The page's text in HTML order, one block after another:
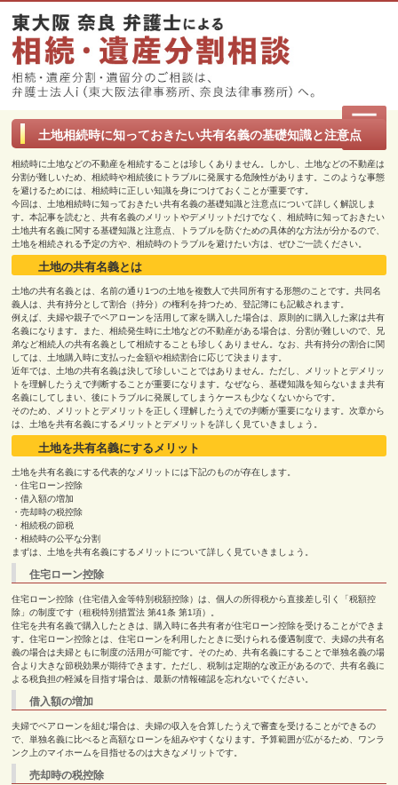
土地相続時に知っておきたい共有名義の基礎知識と注意点
相続時に土地などの不動産を相続することは珍しくありません。しかし、土地などの不動産は
分割が難しいため、相続時や相続後にトラブルに発展する危険性があります。このような事態
を避けるためには、相続時に正しい知識を身につけておくことが重要です。
今回は、土地相続時に知っておきたい共有名義の基礎知識と注意点について詳しく解説しま
す。本記事を読むと、共有名義のメリットやデメリットだけでなく、相続時に知っておきたい
土地共有名義に関する基礎知識と注意点、トラブルを防ぐための具体的な方法が分かるので、
土地を相続される予定の方や、相続時のトラブルを避けたい方は、ぜひご一読ください。
土地の共有名義とは
土地の共有名義とは、名前の通り1つの土地を複数人で共同所有する形態のことです。共同名
義人は、共有持分として割合（持分）の権利を持つため、登記簿にも記載されます。
例えば、夫婦や親子でペアローンを活用して家を購入した場合は、原則的に購入した家は共有
名義になります。また、相続発生時に土地などの不動産がある場合は、分割が難しいので、兄
弟など相続人の共有名義として相続することも珍しくありません。なお、共有持分の割合に関
しては、土地購入時に支払った金額や相続割合に応じて決まります。
近年では、土地の共有名義は決して珍しいことではありません。ただし、メリットとデメリッ
トを理解したうえで判断することが重要になります。なぜなら、基礎知識を知らないまま共有
名義にしてしまい、後にトラブルに発展してしまうケースも少なくないからです。
そのため、メリットとデメリットを正しく理解したうえでの判断が重要になります。次章から
は、土地を共有名義にするメリットとデメリットを詳しく見ていきましょう。
土地を共有名義にするメリット
土地を共有名義にする代表的なメリットには下記のものが存在します。
・住宅ローン控除
・借入額の増加
・売却時の税控除
・相続税の節税
・相続時の公平な分割
まずは、土地を共有名義にするメリットについて詳しく見ていきましょう。
住宅ローン控除
住宅ローン控除（住宅借入金等特別税額控除）は、個人の所得税から直接差し引く「税額控
除」の制度です（租税特別措置法 第41条 第1項）。
住宅を共有名義で購入したときは、購入時に各共有者が住宅ローン控除を受けることができま
す。住宅ローン控除とは、住宅ローンを利用したときに受けられる優遇制度で、夫婦の共有名
義の場合は夫婦ともに制度の活用が可能です。そのため、共有名義にすることで単独名義の場
合より大きな節税効果が期待できます。ただし、税制は定期的な改正があるので、共有名義に
よる税負担の軽減を目指す場合は、最新の情報確認を忘れないでください。
借入額の増加
夫婦でペアローンを組む場合は、夫婦の収入を合算したうえで審査を受けることができるの
で、単独名義に比べると高額なローンを組みやすくなります。予算範囲が広がるため、ワンラ
ンク上のマイホームを目指せるのは大きなメリットです。
売却時の税控除